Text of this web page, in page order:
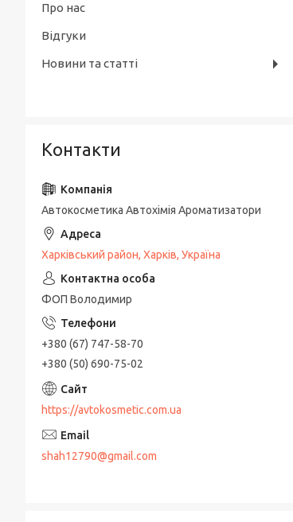
Про нас
Відгуки
Новини та статті
Контакти
Автокосметика Автохімія Ароматизатори
Харківський район, Харків, Україна
ФОП Володимир
+380 (67) 747-58-70
+380 (50) 690-75-02
https://avtokosmetic.com.ua
shah12790@gmail.com